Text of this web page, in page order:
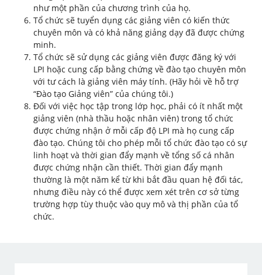
như một phần của chương trình của họ.
Tổ chức sẽ tuyển dụng các giảng viên có kiến thức
chuyên môn và có khả năng giảng dạy đã được chứng
minh.
Tổ chức sẽ sử dụng các giảng viên được đăng ký với
LPI hoặc cung cấp bằng chứng về đào tạo chuyên môn
với tư cách là giảng viên máy tính. (Hãy hỏi về hỗ trợ
“Đào tạo Giảng viên” của chúng tôi.)
Đối với việc học tập trong lớp học, phải có ít nhất một
giảng viên (nhà thầu hoặc nhân viên) trong tổ chức
được chứng nhận ở mỗi cấp độ LPI mà họ cung cấp
đào tạo. Chúng tôi cho phép mỗi tổ chức đào tạo có sự
linh hoạt và thời gian đẩy mạnh về tổng số cá nhân
được chứng nhận cần thiết. Thời gian đẩy mạnh
thường là một năm kể từ khi bắt đầu quan hệ đối tác,
nhưng điều này có thể được xem xét trên cơ sở từng
trường hợp tùy thuộc vào quy mô và thị phần của tổ
chức.